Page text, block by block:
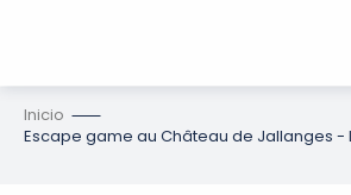
Inicio
Escape game au Château de Jallanges -